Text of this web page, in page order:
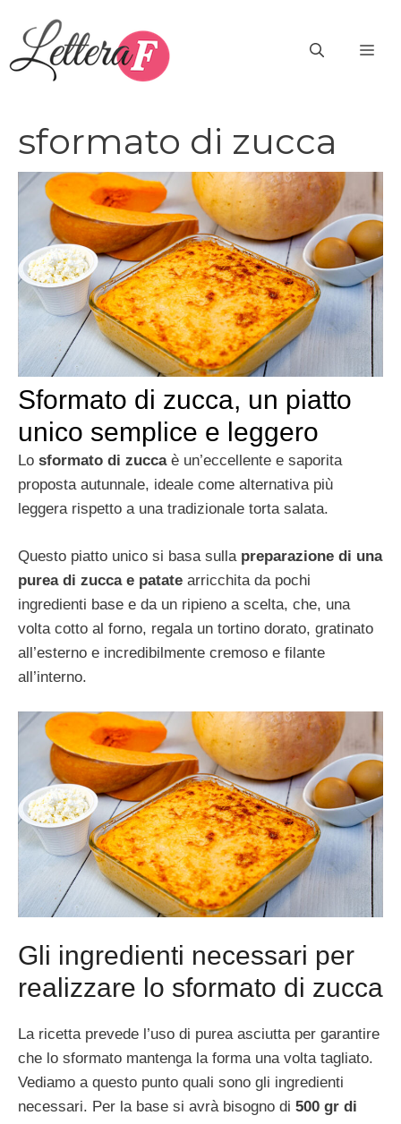
contenuto
sformato di zucca
Sformato di zucca, un piatto
unico semplice e leggero
Lo sformato di zuccaè un’eccellente e saporita
proposta autunnale, ideale come alternativa più
leggera rispetto a una tradizionale torta salata.
Questo piatto unico si basa sulla preparazione di una
purea di zucca e patate arricchita da pochi
ingredienti base e da un ripieno a scelta, che, una
volta cotto al forno, regala un tortino dorato, gratinato
all’esterno e incredibilmente cremoso e filante
all’interno.
Gli ingredienti necessari per
realizzare lo sformato di zucca
La ricetta prevede l’uso di purea asciutta per garantire
che lo sformato mantenga la forma una volta tagliato.
Vediamo a questo punto quali sono gli ingredienti
necessari. Per la base si avrà bisogno di 500 gr di